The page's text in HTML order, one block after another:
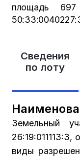
Сведения
по лоту
Земельный
виды
площадь